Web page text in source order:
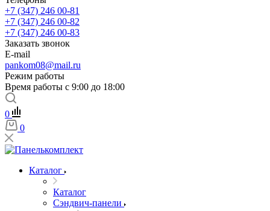
+7 (347) 246 00-81
+7 (347) 246 00-82
+7 (347) 246 00-83
Заказать звонок
E-mail
pankom08@mail.ru
Режим работы
Время работы с 9:00 до 18:00
0
0
Каталог
Каталог
Сэндвич-панели